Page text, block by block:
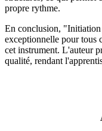
propre rythme.
En conclusion, "Initiation
exceptionnelle pour tous
cet instrument. L'auteur
qualité, rendant